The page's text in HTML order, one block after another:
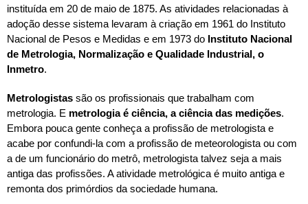
instituída em 20 de maio de 1875. As atividades relacionadas à
adoção desse sistema levaram à criação em 1961 do Instituto
Nacional de Pesos e Medidas e em 1973 do Instituto Nacional
de Metrologia, Normalização e Qualidade Industrial, o
Inmetro.
Metrologistas são os profissionais que trabalham com
metrologia. E metrologia é ciência, a ciência das medições.
Embora pouca gente conheça a profissão de metrologista e
acabe por confundi-la com a profissão de meteorologista ou com
a de um funcionário do metrô, metrologista talvez seja a mais
antiga das profissões. A atividade metrológica é muito antiga e
remonta dos primórdios da sociedade humana.